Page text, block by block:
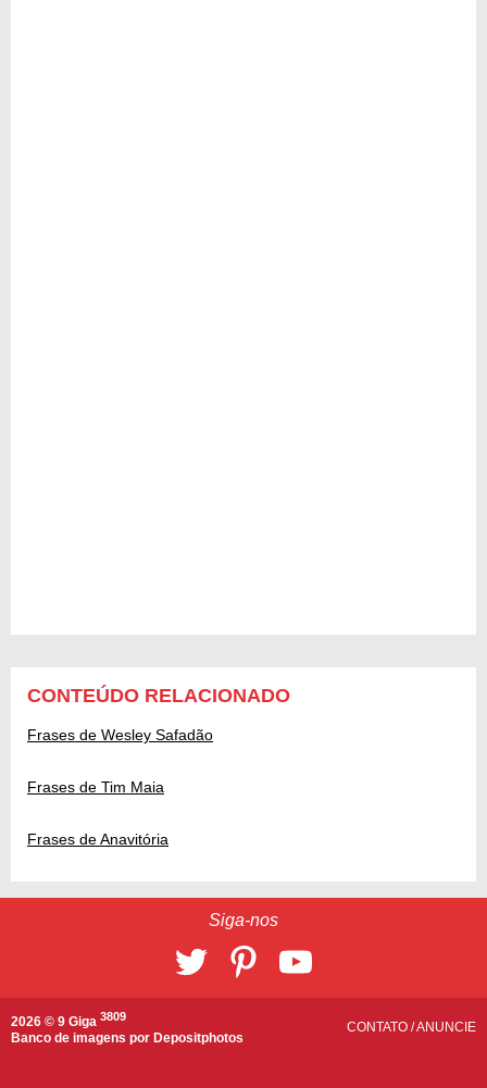
CONTEÚDO RELACIONADO
Frases de Wesley Safadão
Frases de Tim Maia
Frases de Anavitória
Siga-nos
2026 © 9 Giga 3809
Banco de imagens por Depositphotos
CONTATO /ANUNCIE